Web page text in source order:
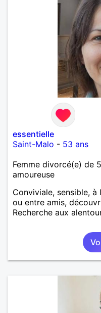
essentielle
Saint-Malo - 53 ans
Femme divorcé(e) de
amoureuse
Conviviale, sensible,
ou entre amis,
Recherche aux